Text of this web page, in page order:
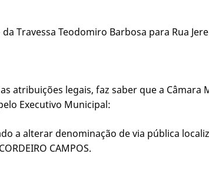
Travessa Teodomiro Barbosa para Rua
atribuições legais, faz saber que a
Executivo Municipal:
a alterar denominação de via pública
CAMPOS.